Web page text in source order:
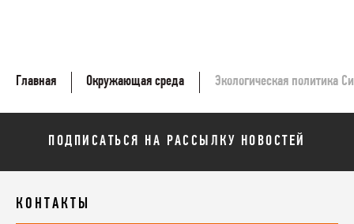
Главная Окружающая среда Экологическая политика
ПОДПИСАТЬСЯ НА РАССЫЛКУ НОВОСТЕЙ
КОНТАКТЫ